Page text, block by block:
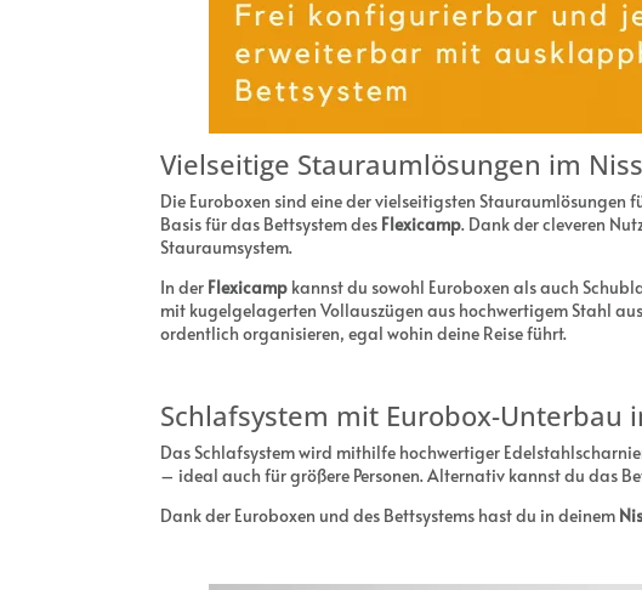
Vielseitige Stauraumlösungen im
Die Euroboxen sind eine der vielseitigsten
Basis für das Bettsystem des Flexicamp. Dank der cleveren
Stauraumsystem.
In der Flexicamp kannst du sowohl Euroboxen als auch
mit kugelgelagerten Vollauszügen aus hochwertigem Stahl
ordentlich organisieren, egal wohin deine Reise führt.
Schlafsystem mit Eurobox-Unterbau
Das Schlafsystem wird mithilfe hochwertiger
– ideal auch für größere Personen. Alternativ kannst du das
Dank der Euroboxen und des Bettsystems hast du in deinem